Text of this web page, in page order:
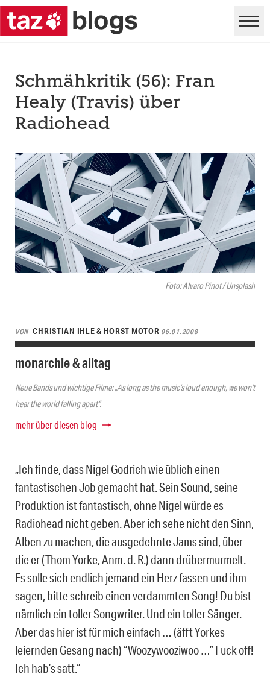
Foto: Alvaro Pinot / Unsplash
Schmähkritik (56): Fran
Healy (Travis) über
Radiohead
VON CHRISTIAN IHLE & HORST MOTOR 06.01.2008
monarchie & alltag
Neue Bands und wichtige Filme: „As long as the music’s loud enough, we won’t
hear the world falling apart“.
mehr über diesen blog
„Ich finde, dass Nigel Godrich wie üblich einen
fantastischen Job gemacht hat. Sein Sound, seine
Produktion ist fantastisch, ohne Nigel würde es
Radiohead nicht geben. Aber ich sehe nicht den Sinn,
Alben zu machen, die ausgedehnte Jams sind, über
die er (Thom Yorke, Anm. d. R.) dann drübermurmelt.
Es solle sich endlich jemand ein Herz fassen und ihm
sagen, bitte schreib einen verdammten Song! Du bist
nämlich ein toller Songwriter. Und ein toller Sänger.
Aber das hier ist für mich einfach … (äfft Yorkes
leiernden Gesang nach) “Woozywooziwoo …” Fuck off!
Ich hab’s satt.“